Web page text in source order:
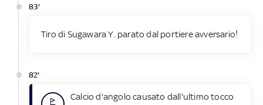
83'
Tiro di Sugawara Y. parato dal portiere avversario!
82'
Calcio d'angolo causato dall'ultimo tocco